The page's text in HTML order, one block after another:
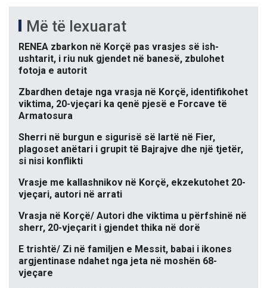
Më të lexuarat
RENEA zbarkon në Korçë pas vrasjes së ish-
ushtarit, i riu nuk gjendet në banesë, zbulohet
fotoja e autorit
Zbardhen detaje nga vrasja në Korçë, identifikohet
viktima, 20-vjeçari ka qenë pjesë e Forcave të
Armatosura
Sherri në burgun e sigurisë së lartë në Fier,
plagoset anëtari i grupit të Bajrajve dhe një tjetër,
si nisi konflikti
Vrasje me kallashnikov në Korçë, ekzekutohet 20-
vjeçari, autori në arrati
Vrasja në Korçë/ Autori dhe viktima u përfshinë në
sherr, 20-vjeçarit i gjendet thika në dorë
E trishtë/ Zi në familjen e Messit, babai i ikones
argjentinase ndahet nga jeta në moshën 68-
vjeçare